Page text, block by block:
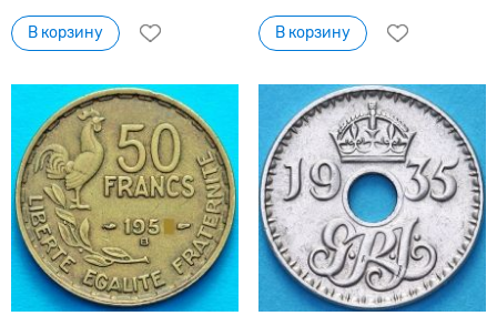
В корзину В корзину